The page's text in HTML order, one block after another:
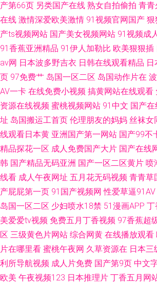
产第66页 另类国产在线 熟女自拍偷拍 青青
在线 激情深爱欧美激情 91视频官网国产 狠
产ts视频网站 国产美女视频网站 91视频成
91香蕉亚洲精品 91伊人加勒比 欧美狠狠插
av网 日本波多野吉衣 日韩在线观看精品 日
页 97免费艹 岛国一区二区 岛国动作片在
AV一卡 在线免费小视频 搞黄网站在线观看
资源在线视频 蜜桃视频网站 91中文 国产在
址 岛国搬运工首页 伦理朋友的妈妈 丝袜女
线观看日本黄 亚洲国产第一网站 国产99不
精品探花一区 成人免费国产大片 国产在线
韩 国产精品无码亚洲 国产一区二区黄片 喷
线看 成人午夜网址 五月花无码视频 青青草
产屁屁第一页 91国产视频网 性爱草逼91AV
岛国一区二区 少妇喷水18禁 51漫画APP 丁
美爱爱tv视频 免费五月丁香视频 97香蕉超
区 三级黄色片网站 综合网黄 在线播放观看
片在哪里看 蜜桃午夜网 久草资源在 日本三
利所导航视频 成人片免费 国产第9页 中文
欧美 午夜视频123 日本推理片 丁香五月网